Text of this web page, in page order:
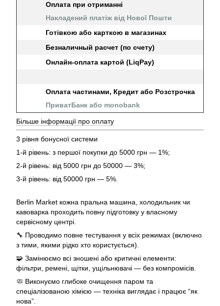
Оплата при отриманні
Накладений платіж від Нової Пошти
Готівкою або карткою в магазинах
Безналичный расчет (по счету)
Онлайн-оплата картой (LiqPay)
Оплата частинами, Кредит або Розстрочка
ПриватБанк або monobank
Більше інформації про оплату
3 рівня бонусної системи
1-й рівень: з першої покупки до 5000 грн — 1%;
2-й рівень: від 5000 грн до 50000 — 3%;
3-й рівень: від 50000 грн — 5%.
Berlin Market кожна пральна машина, холодильник чи
кавоварка проходить повну підготовку у власному
сервісному центрі.
🔧 Проводимо повне тестування у всіх режимах (включно
з тими, якими рідко хто користується).
🧩 Замінюємо всі зношені або критичні елементи:
фільтри, ремені, щітки, ущільнювачі — без компромісів.
🧼 Виконуємо глибоке очищення паром та
спеціалізованою хімією — техніка виглядає і працює “як
нова”.